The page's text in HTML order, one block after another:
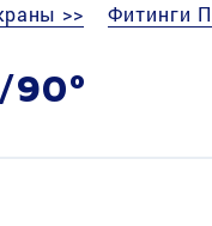
>> Фитинги